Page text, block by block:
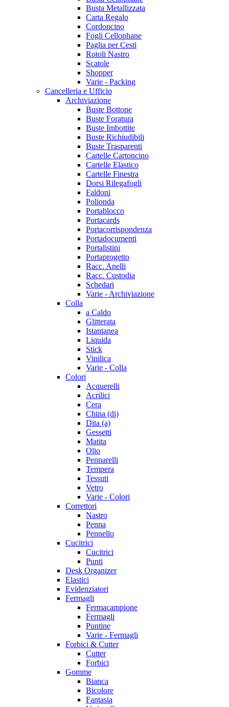
Busta Metallizzata
Carta Regalo
Cordoncino
Fogli Cellophane
Paglia per Cesti
Rotoli Nastro
Scatole
Shopper
Varie - Packing
Cancelleria e Ufficio
Archiviazione
Buste Bottone
Buste Foratura
Buste Imbottite
Buste Richiudibili
Buste Trasparenti
Cartelle Cartoncino
Cartelle Elastico
Cartelle Finestra
Dorsi Rilegafogli
Faldoni
Polionda
Portablocco
Portacards
Portacorrispondenza
Portadocumenti
Portalistini
Portaprogetto
Racc. Anelli
Racc. Custodia
Schedari
Varie - Archiviazione
Colla
a Caldo
Glitterata
Istantanea
Liquida
Stick
Vinilica
Varie - Colla
Colori
Acquerelli
Acrilici
Cera
China (di)
Dita (a)
Gessetti
Matita
Olio
Pennarelli
Tempera
Tessuti
Vetro
Varie - Colori
Correttori
Nastro
Penna
Pennello
Cucitrici
Cucitrici
Punti
Desk Organizer
Elastici
Evidenziatori
Fermagli
Fermacampione
Fermagli
Puntine
Varie - Fermagli
Forbici & Cutter
Cutter
Forbici
Gomme
Bianca
Bicolore
Fantasia